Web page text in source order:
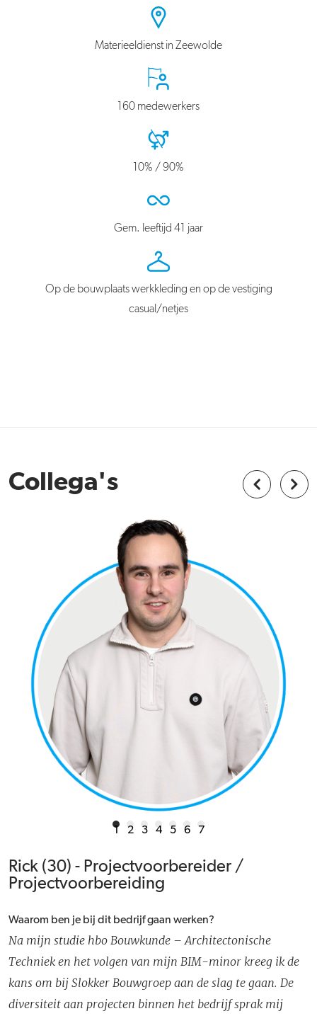
Materieeldienst in Zeewolde
160 medewerkers
10% / 90%
Gem. leeftijd 41 jaar
Op de bouwplaats werkkleding en op de vestiging
casual/netjes
Collega's
1 2 3 4 5 6 7
Rick (30) - Projectvoorbereider /
Projectvoorbereiding
Waarom ben je bij dit bedrijf gaan werken?
Na mijn studie hbo Bouwkunde – Architectonische
Techniek en het volgen van mijn BIM-minor kreeg ik de
kans om bij Slokker Bouwgroep aan de slag te gaan. De
diversiteit aan projecten binnen het bedrijf sprak mij